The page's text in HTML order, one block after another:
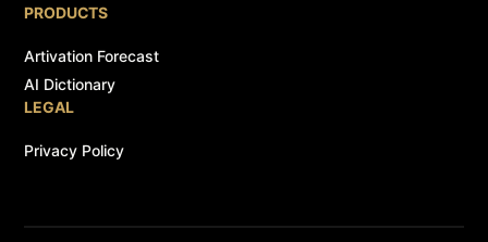
PRODUCTS
Artivation Forecast
AI Dictionary
LEGAL
Privacy Policy